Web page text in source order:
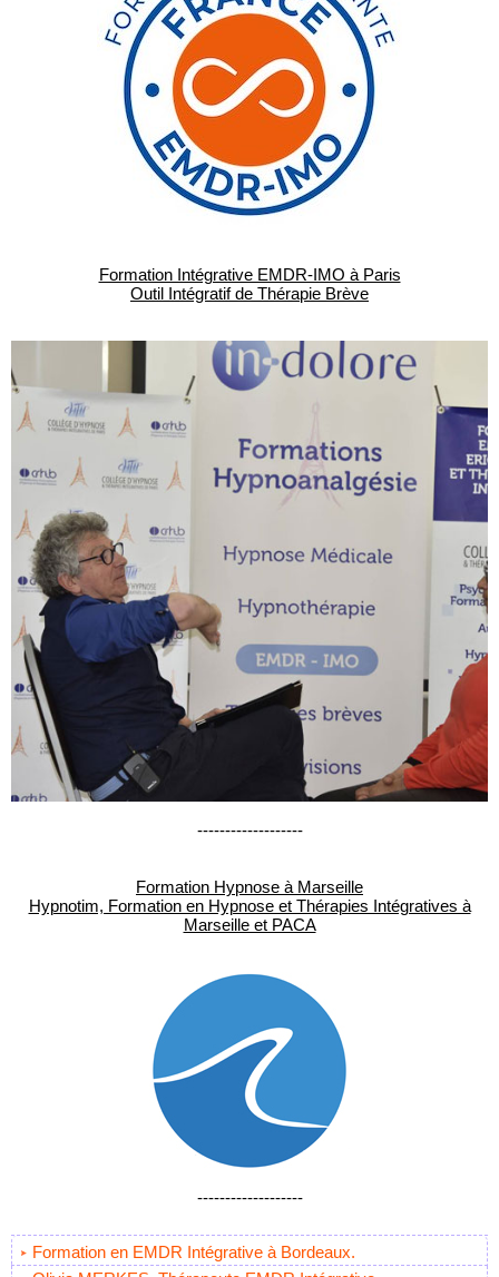
Formation Intégrative EMDR-IMO à Paris
Outil Intégratif de Thérapie Brève
-------------------
Formation Hypnose à Marseille
Hypnotim, Formation en Hypnose et Thérapies Intégratives à
Marseille et PACA
-------------------
Formation en EMDR Intégrative à Bordeaux.